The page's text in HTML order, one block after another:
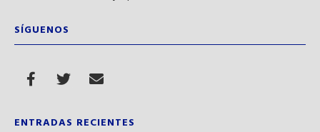
SÍGUENOS
ENTRADAS RECIENTES